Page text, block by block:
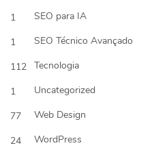
1
SEO para IA
1
SEO Técnico Avançado
112 Tecnologia
1
Uncategorized
77
Web Design
24
WordPress